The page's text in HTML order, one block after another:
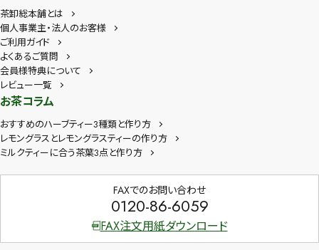
茶卸総本舗とは
個人事業主・法人のお客様
ご利用ガイド
よくあるご質問
会員様特典について
レビュー一覧
お茶コラム
おすすめのハーブティー3種類と作り方
レモングラスとレモングラスティーの作り方
ミルクティーに合う茶葉3点と作り方
FAXでのお問い合わせ
0120-86-6059
FAX注文用紙ダウンロード